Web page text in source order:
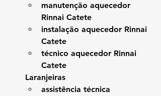
manutenção aquecedor
Rinnai Catete
instalação aquecedor Rinnai
Catete
técnico aquecedor Rinnai
Catete
Laranjeiras
assistência técnica